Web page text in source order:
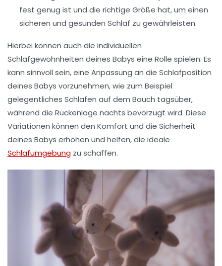
fest genug ist und die richtige Größe hat, um einen
sicheren und gesunden Schlaf zu gewährleisten.
Hierbei können auch die individuellen
Schlafgewohnheiten deines Babys eine Rolle spielen. Es
kann sinnvoll sein, eine Anpassung an die Schlafposition
deines Babys vorzunehmen, wie zum Beispiel
gelegentliches Schlafen auf dem Bauch tagsüber,
während die Rückenlage nachts bevorzugt wird. Diese
Variationen können den Komfort und die Sicherheit
deines Babys erhöhen und helfen, die ideale
Schlafumgebung zu schaffen.